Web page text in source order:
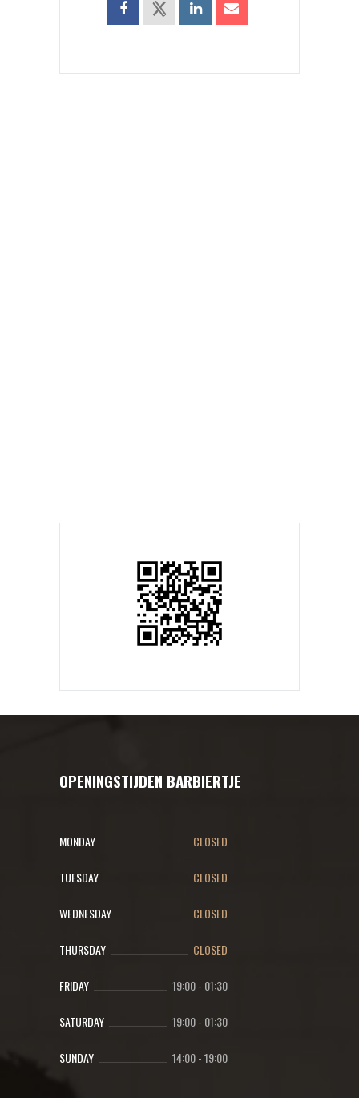
OPENINGSTIJDEN BARBIERTJE
MONDAY CLOSED
TUESDAY CLOSED
WEDNESDAY CLOSED
THURSDAY CLOSED
FRIDAY 19:00- 01:30
SATURDAY 19:00- 01:30
SUNDAY 14:00-19:00